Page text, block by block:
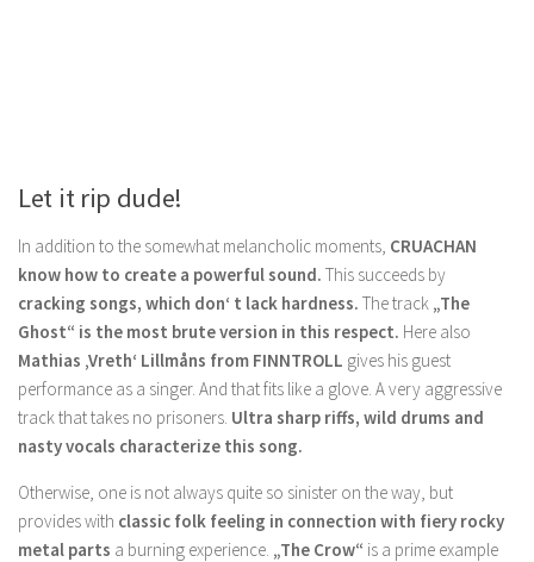
Let it rip dude!
In addition to the somewhat melancholic moments, CRUACHAN
know how to create a powerful sound. This succeeds by
cracking songs, which don‘ t lack hardness. The track „The
Ghost“ is the most brute version in this respect. Here also
Mathias ‚Vreth‘ Lillmåns from FINNTROLL gives his guest
performance as a singer. And that fits like a glove. A very aggressive
track that takes no prisoners. Ultra sharp riffs, wild drums and
nasty vocals characterize this song.
Otherwise, one is not always quite so sinister on the way, but
provides with classic folk feeling in connection with fiery rocky
metal parts a burning experience. „The Crow“ is a prime example